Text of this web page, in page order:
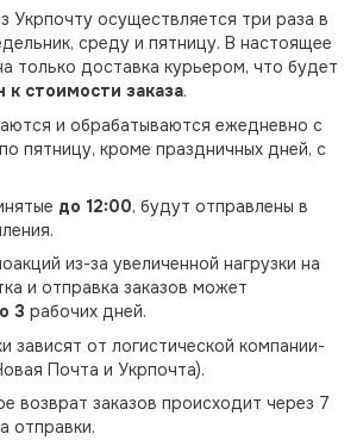
Укрпочту осуществляется три раза в
среду и пятницу. В настоящее
только доставка курьером, что будет
к стоимости заказа.
и обрабатываются ежедневно с
пятницу, кроме праздничных дней, с
до 12:00, будут отправлены в
из-за увеличенной нагрузки на
и отправка заказов может
3 рабочих дней.
зависят от логистической компании-
Почта и Укрпочта).
возврат заказов происходит через 7
отправки.